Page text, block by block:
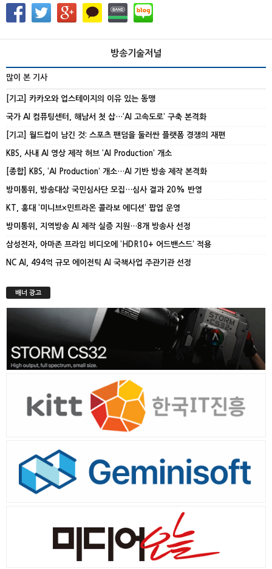
방송기술저널
많이 본 기사
[기고] 카카오와 업스테이지의 이유 있는 동맹
국가 AI 컴퓨팅센터, 해남서 첫 삽…‘AI 고속도로’ 구축 본격화
[기고] 월드컵이 남긴 것: 스포츠 팬덤을 둘러싼 플랫폼 경쟁의 재편
KBS, 사내 AI 영상 제작 허브 ‘AI Production’ 개소
[종합] KBS, ‘AI Production’ 개소…AI 기반 방송 제작 본격화
방미통위, 방송대상 국민심사단 모집…심사 결과 20% 반영
KT, 홍대 ‘미니브×민트라온 콜라보 에디션’ 팝업 운영
방미통위, 지역방송 AI 제작 실증 지원…8개 방송사 선정
삼성전자, 아마존 프라임 비디오에 ‘HDR10+ 어드밴스드’ 적용
NC AI, 494억 규모 에이전틱 AI 국책사업 주관기관 선정
배너 광고